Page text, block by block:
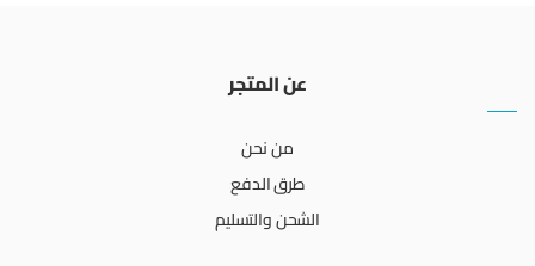
عن المتجر
من نحن
طرق الدفع
الشحن والتسليم